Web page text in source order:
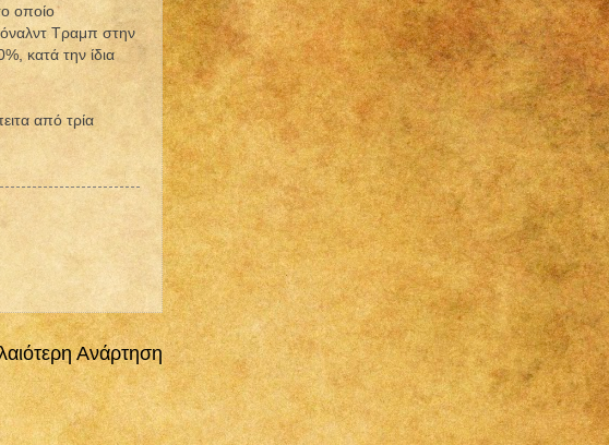
οποίο
Τραμπ στην
κατά την ίδια
από τρία
Ανάρτηση